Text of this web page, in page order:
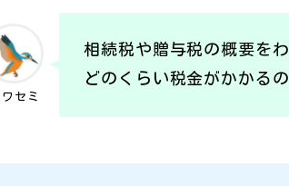
ワセミ
相続税や贈与税の概要を
どのくらい税金がかかる